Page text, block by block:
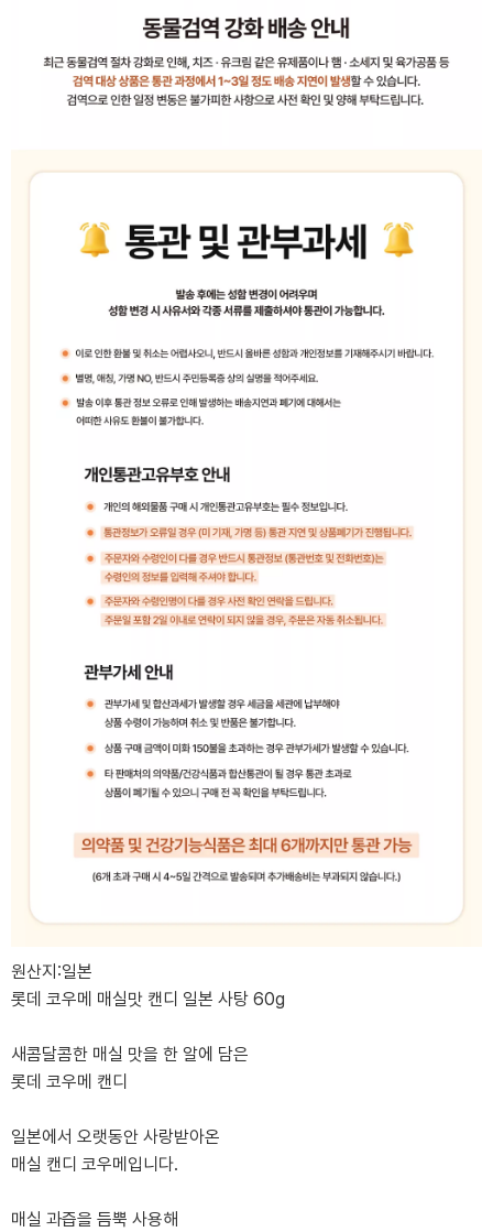
원산지:일본
롯데 코우메 매실맛 캔디 일본 사탕 60g
새콤달콤한 매실 맛을 한 알에 담은
롯데 코우메 캔디
일본에서 오랫동안 사랑받아온
매실 캔디 코우메입니다.
매실 과즙을 듬뿍 사용해